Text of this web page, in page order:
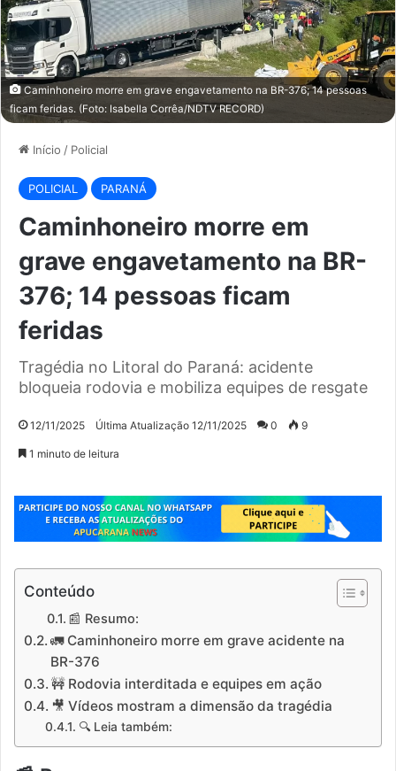
Caminhoneiro morre em grave engavetamento na BR-376; 14 pessoas
ficam feridas. (Foto: Isabella Corrêa/NDTV RECORD)
Início / Policial
POLICIAL PARANÁ
Caminhoneiro morre em
grave engavetamento na BR-
376; 14 pessoas ficam
feridas
Tragédia no Litoral do Paraná: acidente
bloqueia rodovia e mobiliza equipes de resgate
12/11/2025 Última Atualização 12/11/2025 0 9
1 minuto de leitura
Conteúdo
📰 Resumo:
🚛 Caminhoneiro morre em grave acidente na
BR-376
🚧 Rodovia interditada e equipes em ação
🎥 Vídeos mostram a dimensão da tragédia
🔍 Leia também: